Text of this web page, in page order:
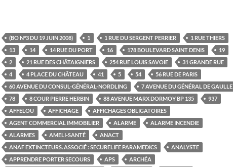
(BO N°3 DU 19 JUIN 2008) 1 1 RUE DU SERGENT PERRIER
1 RUE THIERS
13
14 14 RUE DU PORT 16 178 BOULEVARD SAINT DENIS
19
2
21 RUE DES CHÂTAIGNIERS 254 RUE LOUIS SAVOIE
31 GRANDE RUE
4
4 PLACE DU CHÂTEAU 41 5 54
56 RUE DE PARIS
60 AVENUE DU CONSUL-GÉNÉRAL-NORDLING
7 AVENUE DU GÉNÉRAL DE GAULLE
78
8 COUR PIERRE HERBIN 88 AVENUE MARX DORMOY BP 135
937
AFFELOU
AFFICHAGE
AFFICHAGES OBLIGATOIRES
AGENT COMMERCIAL IMMOBILIER
ALARME
ALARME INCENDIE
ALARMES
AMELI-SANTÉ
ANACT
ANAF EXTINCTEURS. ASSOCIÉ : SECURELIFE PARAMEDICS
ANALYSTE
APPRENDRE PORTER SECOURS
APS
ARCHÉA